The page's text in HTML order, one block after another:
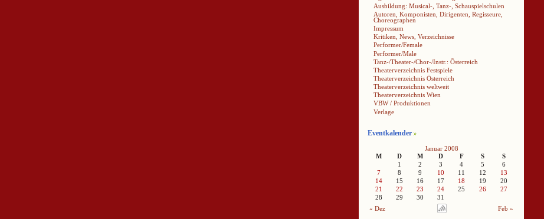
Ausbildung: Musical-, Tanz-, Schauspielschulen
Autoren, Komponisten, Dirigenten, Regisseure,
Choreographen
Impressum
Kritiken, News, Verzeichnisse
Performer/Female
Performer/Male
Tanz-/Theater-/Chor-/Instr.: Österreich
Theaterverzeichnis Festspiele
Theaterverzeichnis Österreich
Theaterverzeichnis weltweit
Theaterverzeichnis Wien
VBW / Produktionen
Verlage
Eventkalender
Januar 2008
M
D M D F S
S
1
2 3 4 5
6
7
8 9 10 11 12
13
14
15 16 17 18 19
20
21
22 23 24 25 26
27
28
29 30
31
« Dez
Feb »